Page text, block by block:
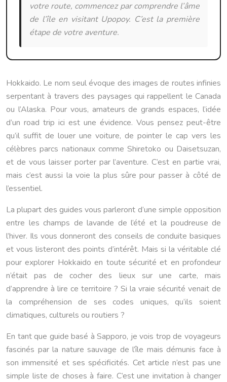
votre route, commencez par comprendre l’âme
de l’île en visitant Upopoy. C’est la première
étape de votre aventure.
Hokkaido. Le nom seul évoque des images de routes infinies
serpentant à travers des paysages qui rappellent le Canada
ou l’Alaska. Pour vous, amateurs de grands espaces, l’idée
d’un road trip ici est une évidence. Vous pensez peut-être
qu’il suffit de louer une voiture, de pointer le cap vers les
célèbres parcs nationaux comme Shiretoko ou Daisetsuzan,
et de vous laisser porter par l’aventure. C’est en partie vrai,
mais c’est aussi la voie la plus sûre pour passer à côté de
l’essentiel.
La plupart des guides vous parleront d’une simple opposition
entre les champs de lavande de l’été et la poudreuse de
l’hiver. Ils vous donneront des conseils de conduite basiques
et vous listeront des points d’intérêt. Mais si la véritable clé
pour explorer Hokkaido en toute sécurité et en profondeur
n’était pas de cocher des lieux sur une carte, mais
d’apprendre à lire ce territoire ? Si la vraie sécurité venait de
la compréhension de ses codes uniques, qu’ils soient
climatiques, culturels ou routiers ?
En tant que guide basé à Sapporo, je vois trop de voyageurs
fascinés par la nature sauvage de l’île mais démunis face à
son immensité et ses spécificités. Cet article n’est pas une
simple liste de choses à faire. C’est une invitation à changer